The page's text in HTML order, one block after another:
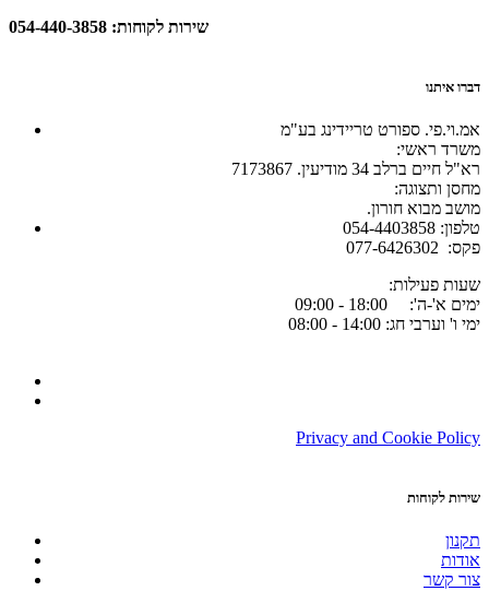
שירות לקוחות: 054-440-3858
דברו איתנו
אמ.וי.פי. ספורט טריידינג בע"מ
:משרד ראשי
רא"ל חיים ברלב 34 מודיעין. 7173867
:מחסן ותצוגה
.מושב מבוא חורון
054-4403858 :טלפון
077-6426302 :פקס
:שעות פעילות
ימים א'-ה': 18:00 - 09:00
ימי ו' וערבי חג: 14:00 - 08:00
Privacy and Cookie Policy
שירות לקוחות
תקנון
אודות
צור קשר